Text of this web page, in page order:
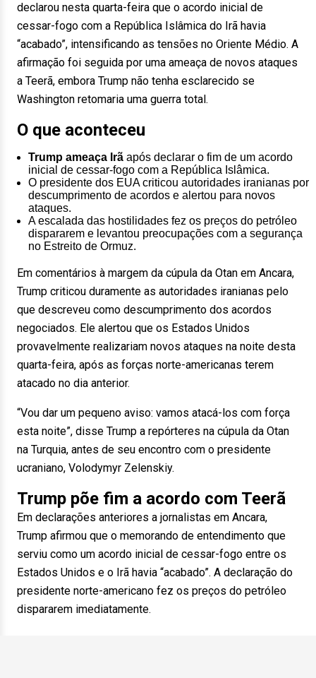
declarou nesta quarta-feira que o acordo inicial de
cessar-fogo com a República Islâmica do Irã havia
“acabado”, intensificando as tensões no Oriente Médio. A
afirmação foi seguida por uma ameaça de novos ataques
a Teerã, embora Trump não tenha esclarecido se
Washington retomaria uma guerra total.
O que aconteceu
Trump ameaça Irã após declarar o fim de um acordo
inicial de cessar-fogo com a República Islâmica.
O presidente dos EUA criticou autoridades iranianas por
descumprimento de acordos e alertou para novos
ataques.
A escalada das hostilidades fez os preços do petróleo
dispararem e levantou preocupações com a segurança
no Estreito de Ormuz.
Em comentários à margem da cúpula da Otan em Ancara,
Trump criticou duramente as autoridades iranianas pelo
que descreveu como descumprimento dos acordos
negociados. Ele alertou que os Estados Unidos
provavelmente realizariam novos ataques na noite desta
quarta-feira, após as forças norte-americanas terem
atacado no dia anterior.
“Vou dar um pequeno aviso: vamos atacá-los com força
esta noite”, disse Trump a repórteres na cúpula da Otan
na Turquia, antes de seu encontro com o presidente
ucraniano, Volodymyr Zelenskiy.
Trump põe fim a acordo com Teerã
Em declarações anteriores a jornalistas em Ancara,
Trump afirmou que o memorando de entendimento que
serviu como um acordo inicial de cessar-fogo entre os
Estados Unidos e o Irã havia “acabado”. A declaração do
presidente norte-americano fez os preços do petróleo
dispararem imediatamente.